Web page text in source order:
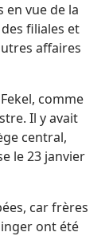
en vue de la
filiales et
affaires
comme
Il y avait
central,
le 23 janvier
car frères
ont été